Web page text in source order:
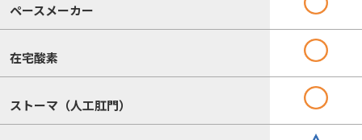
ペースメーカー
在宅酸素
ストーマ（人工肛門）